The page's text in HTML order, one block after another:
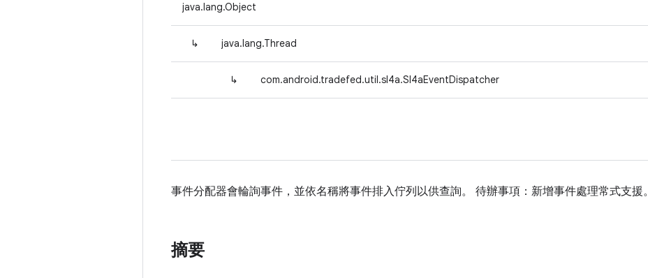
java.lang.Object
↳ java.lang.Thread
↳ com.android.tradefed.util.sl4a.Sl4aEventDispatcher
事件分配器會輪詢事件，並依名稱將事件排入佇列以供查詢。 待辦事項：新增事件處理常式支援。
摘要